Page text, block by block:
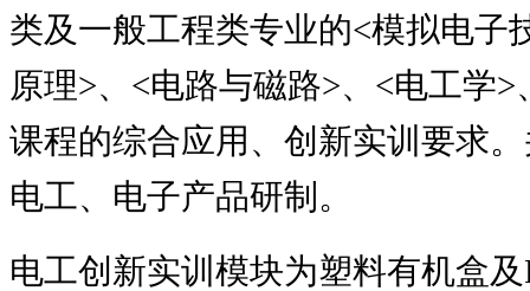
类及一般工程类专业的<模拟电子
原理>、 <电路与磁路>、 <电工学>
课程的综合应用、创新实训要求
电工、电子产品研制。
电工创新实训模块为塑料有机盒及